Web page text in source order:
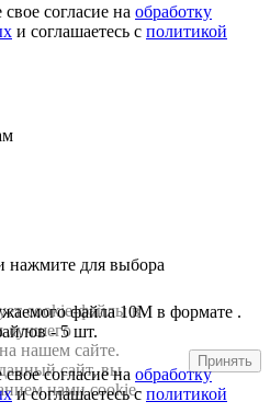
согласие на обработку
и соглашаетесь с политикой
нажмите для выбора
файла 10M в формате .
- 5 шт.
согласие на обработку
и соглашаетесь с политикой
cookie-файлы в
лучшего
нашем сайте.
сайт, вы
нами cookie-
Принять